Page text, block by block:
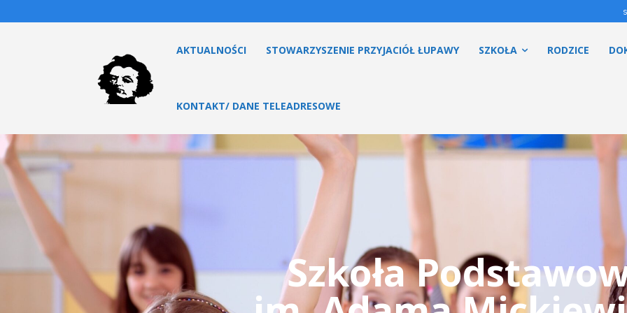
AKTUALNOŚCI STOWARZYSZENIE PRZYJACIÓŁ ŁUPAWY SZKOŁA RODZICE
KONTAKT/ DANE TELEADRESOWE
Szkoła